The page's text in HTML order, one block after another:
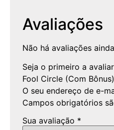
Avaliações
Não há avaliações
Seja o primeiro a
Fool Circle (Com
O seu endereço de e-
Campos obrigatórios
Sua avaliação *